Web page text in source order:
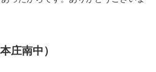
庄南中）